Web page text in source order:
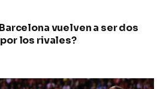
vuelven a ser dos
los rivales?